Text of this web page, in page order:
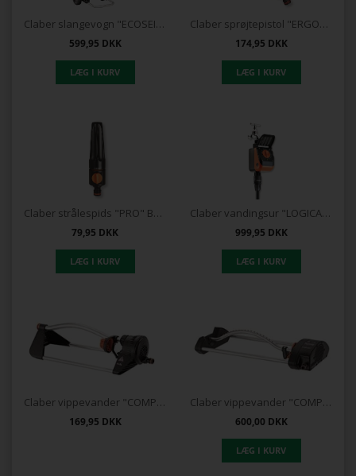
Claber slangevogn "ECOSEI KIT"
599,95 DKK
Claber sprøjtepistol "ERGO" BL Pakning
174,95 DKK
Claber strålespids "PRO" BL Pakning
79,95 DKK
Claber vandingsur "LOGICA PLUS"
999,95 DKK
Claber vippevander "COMPACT-160"
169,95 DKK
Claber vippevander "COMPACT-18"
600,00 DKK